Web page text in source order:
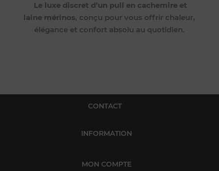
Le luxe discret d’un pull en cachemire et
laine mérinos, conçu pour vous offrir chaleur,
élégance et confort absolu au quotidien.
CONTACT
INFORMATION
MON COMPTE